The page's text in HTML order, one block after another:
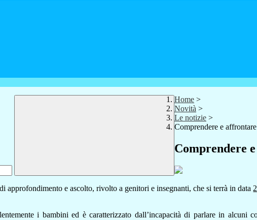
Home >
Novità >
Le notizie >
Comprendere e
Comprendere
e ascolto, rivolto a genitori e insegnanti, che si terrà in data
i bambini ed è caratterizzato dall’incapacità di parlare in alcuni